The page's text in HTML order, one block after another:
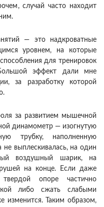
случай часто находит
— это надкроватные
уровнем, на которые
для тренировок
эффект дали мне
за разработку которой
за развитием мышечной
динамометр — изогнутую
трубку, наполненную
выплескивалась, на один
воздушный шарик, на
на конце. Если даже
опоре частично
либо сжать слабыми
изменится. Таким образом,